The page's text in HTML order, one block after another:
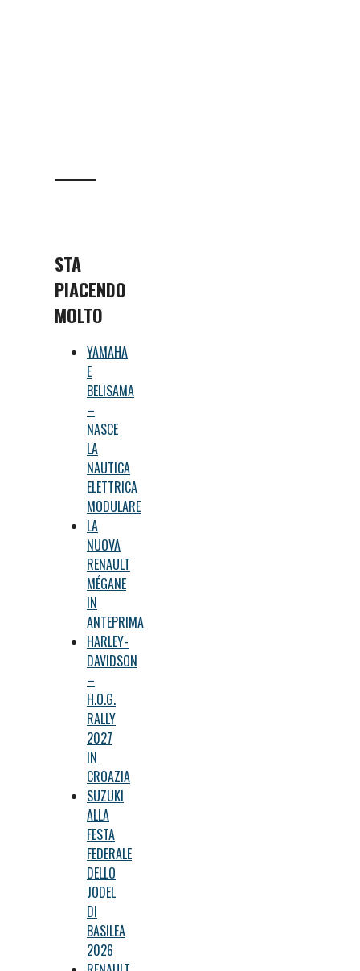
STA
PIACENDO
MOLTO
YAMAHA
E
BELISAMA
–
NASCE
LA
NAUTICA
ELETTRICA
MODULARE
LA
NUOVA
RENAULT
MÉGANE
IN
ANTEPRIMA
HARLEY-
DAVIDSON
–
H.O.G.
RALLY
2027
IN
CROAZIA
SUZUKI
ALLA
FESTA
FEDERALE
DELLO
JODEL
DI
BASILEA
2026